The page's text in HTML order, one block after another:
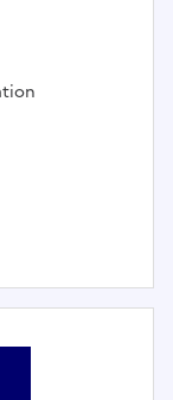
car scolaire -